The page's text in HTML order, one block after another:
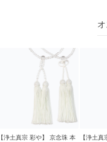
【浄土真宗 彩や】 京念珠 本
【浄土